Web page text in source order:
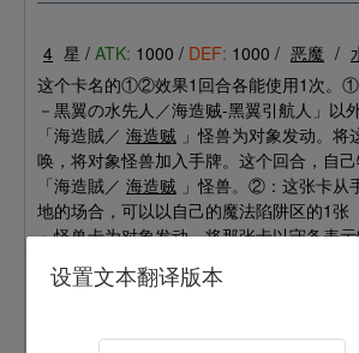
4 星 / ATK: 1000 / DEF: 1000 / 恶魔 /
这个卡名的①②效果1回合各能使用1次。
－黒翼の水先人／海造贼-黑翼引航人」以
「海造賊／ 海造贼 」怪兽为对象发动。将
唤，将对象怪兽加入手牌。这个回合，自
「海造賊／ 海造贼 」怪兽。②：这张卡从
地的场合，可以以自己的魔法陷阱区的1张
」怪兽卡为对象发动。将那张卡以守备表
直播☆双子 姬丝吉儿·霜精装束
设置文本翻译版本